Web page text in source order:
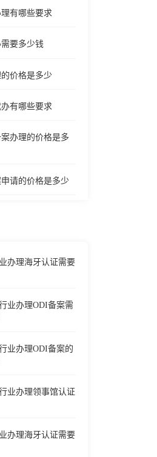
有哪些要求
要多少钱
价格是多少
有哪些要求
办理的价格是多
请的价格是多少
办理海牙认证需要
业办理ODI备案需
业办理ODI备案的
业办理领事馆认证
办理海牙认证需要